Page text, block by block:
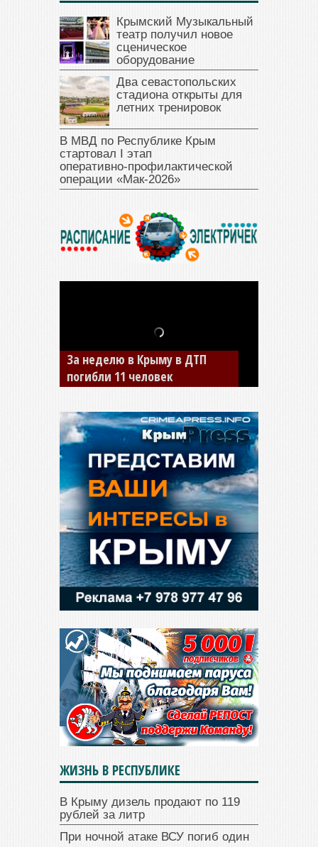
Крымский Музыкальный
театр получил новое
сценическое
оборудование
Два севастопольских
стадиона открыты для
летних тренировок
В МВД по Республике Крым
стартовал I этап
оперативно‑профилактической
операции «Мак‑2026»
За неделю в Крыму в ДТП
погибли 11 человек
В Джанкое водитель ВАЗа
сбил двух детей на «зебре»
ЖИЗНЬ В РЕСПУБЛИКЕ
В Крыму дизель продают по 119
рублей за литр
При ночной атаке ВСУ погиб один